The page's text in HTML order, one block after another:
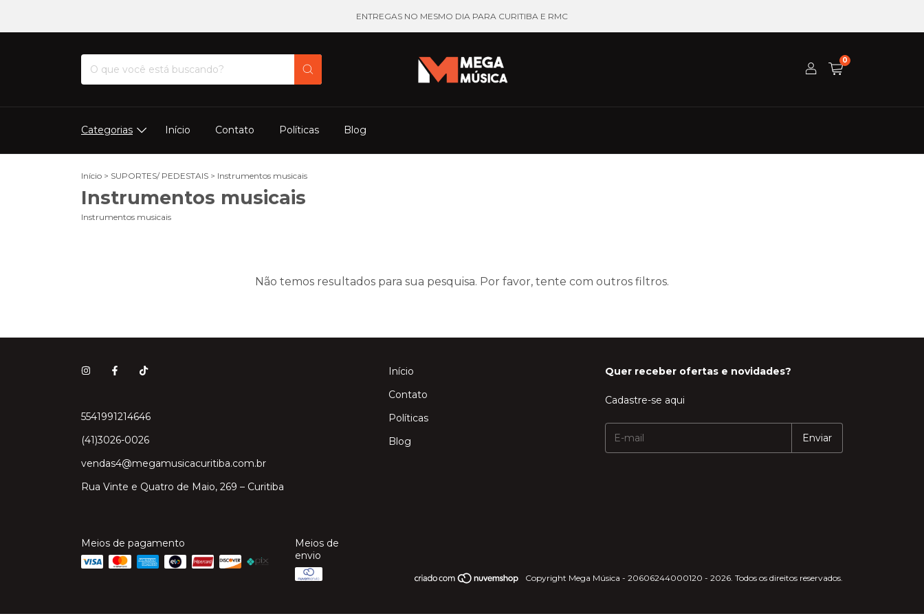
ENTREGAS NO MESMO DIA PARA CURITIBA E RMC
0
Categorias Início Contato Políticas Blog
Início > SUPORTES/ PEDESTAIS > Instrumentos musicais
Instrumentos musicais
Instrumentos musicais
Não temos resultados para sua pesquisa. Por favor, tente com outros filtros.
5541991214646
(41)3026-0026
vendas4@megamusicacuritiba.com.br
Rua Vinte e Quatro de Maio, 269 – Curitiba
Início
Contato
Políticas
Blog
Quer receber ofertas e novidades?
Cadastre-se aqui
Meios de pagamento
Meios de
envio
Copyright Mega Música - 20606244000120 - 2026. Todos os direitos reservados.